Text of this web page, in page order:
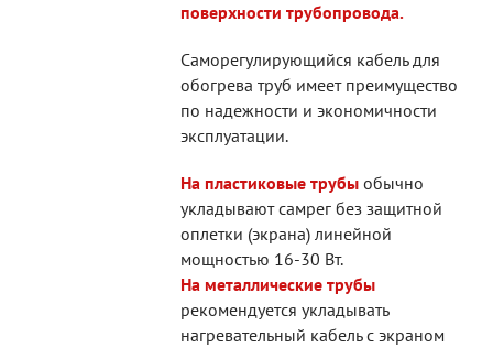
поверхности трубопровода.
Саморегулирующийся кабель для
обогрева труб имеет преимущество
по надежности и экономичности
эксплуатации.
На пластиковые трубы обычно
укладывают самрег без защитной
оплетки (экрана) линейной
мощностью 16-30 Вт.
На металлические трубы
рекомендуется укладывать
нагревательный кабель с экраном